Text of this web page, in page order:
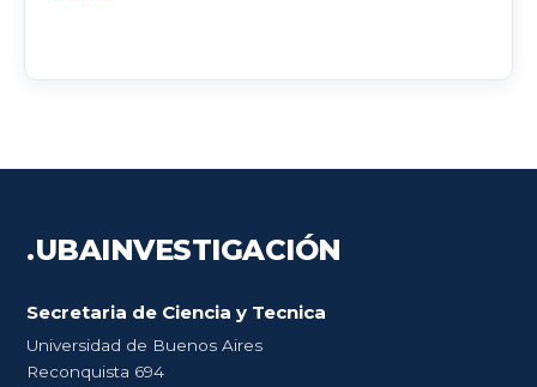
.UBAINVESTIGACIÓN
Secretaria de Ciencia y Tecnica
Universidad de Buenos Aires
Reconquista 694